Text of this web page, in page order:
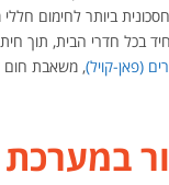
ביותר לחימום
דרמטי של עד כ-70% בעלויות צריכת החשמל. בין אם
(פאן-קויל), משאבת חום